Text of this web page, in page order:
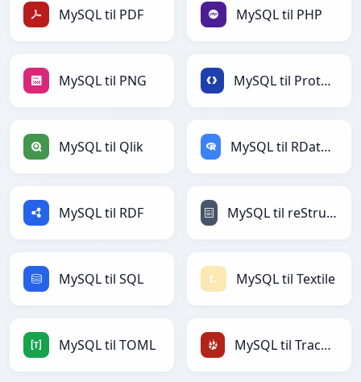
MySQL til PDF MySQL til PHP
MySQL til PNG MySQL til Protobuf
MySQL til Qlik MySQL til RDataFrame
MySQL til RDF MySQL til reStructuredText
MySQL til SQL MySQL til Textile
MySQL til TOML MySQL til TracWiki